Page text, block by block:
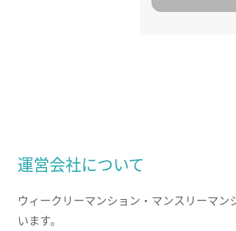
運営会社について
ウィークリーマンション・マンスリーマン
います。